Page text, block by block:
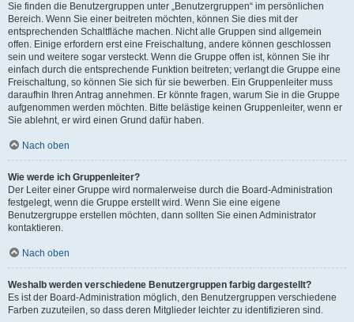
Sie finden die Benutzergruppen unter „Benutzergruppen“ im persönlichen
Bereich. Wenn Sie einer beitreten möchten, können Sie dies mit der
entsprechenden Schaltfläche machen. Nicht alle Gruppen sind allgemein
offen. Einige erfordern erst eine Freischaltung, andere können geschlossen
sein und weitere sogar versteckt. Wenn die Gruppe offen ist, können Sie ihr
einfach durch die entsprechende Funktion beitreten; verlangt die Gruppe eine
Freischaltung, so können Sie sich für sie bewerben. Ein Gruppenleiter muss
daraufhin Ihren Antrag annehmen. Er könnte fragen, warum Sie in die Gruppe
aufgenommen werden möchten. Bitte belästige keinen Gruppenleiter, wenn er
Sie ablehnt, er wird einen Grund dafür haben.
Nach oben
Wie werde ich Gruppenleiter?
Der Leiter einer Gruppe wird normalerweise durch die Board-Administration
festgelegt, wenn die Gruppe erstellt wird. Wenn Sie eine eigene
Benutzergruppe erstellen möchten, dann sollten Sie einen Administrator
kontaktieren.
Nach oben
Weshalb werden verschiedene Benutzergruppen farbig dargestellt?
Es ist der Board-Administration möglich, den Benutzergruppen verschiedene
Farben zuzuteilen, so dass deren Mitglieder leichter zu identifizieren sind.